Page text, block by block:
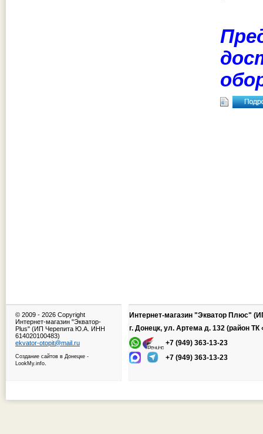
© 2009 - 2026 Copyright
Интернет-магазин "Экватор-
Plus" (ИП Черепита Ю.А. ИНН
614020100483)
ekvator-otopit@mail.ru
Создание сайтов в Донецке -
LookMy.info
Интернет-магазин "Экватор Плюс"
г. Донецк, ул. Артема д. 132 (район ТК
+7 (949) 363-13-23
+7 (949) 363-13-23